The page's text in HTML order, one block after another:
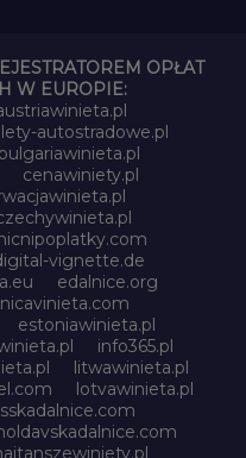
OPŁAT
W EUROPIE:
autostradowe.pl
bulgariawinieta.pl
cenawiniety.pl
vignette.de
edalnice.org
estoniawinieta.pl
info365.pl
litwawinieta.pl
lotvawinieta.pl